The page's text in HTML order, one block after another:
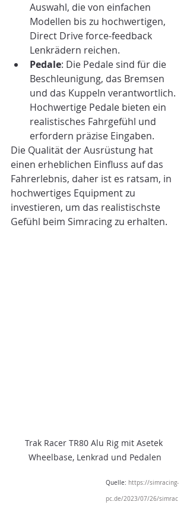
Auswahl, die von einfachen
Modellen bis zu hochwertigen,
Direct Drive force-feedback
Lenkrädern reichen.
Pedale: Die Pedale sind für die
Beschleunigung, das Bremsen
und das Kuppeln verantwortlich.
Hochwertige Pedale bieten ein
realistisches Fahrgefühl und
erfordern präzise Eingaben.
Die Qualität der Ausrüstung hat
einen erheblichen Einfluss auf das
Fahrerlebnis, daher ist es ratsam, in
hochwertiges Equipment zu
investieren, um das realistischste
Gefühl beim Simracing zu erhalten.
Trak Racer TR80 Alu Rig mit Asetek
Wheelbase, Lenkrad und Pedalen
Quelle: https://simracing-
pc.de/2023/07/26/simrac